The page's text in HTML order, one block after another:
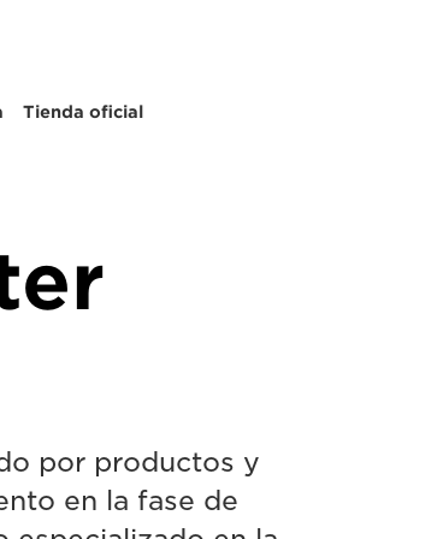
Tienda oficial
por productos y
en la fase de